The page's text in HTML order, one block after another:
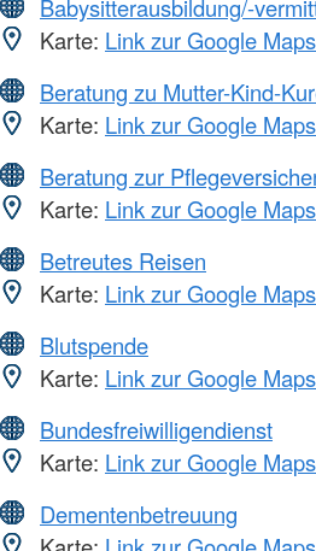
Babysitterausbildung/-
Karte: Link zur Google
Beratung zu Mutter-Kind-
Karte: Link zur Google
Beratung zur
Karte: Link zur Google
Betreutes Reisen
Karte: Link zur Google
Blutspende
Karte: Link zur Google
Bundesfreiwilligendienst
Karte: Link zur Google
Dementenbetreuung